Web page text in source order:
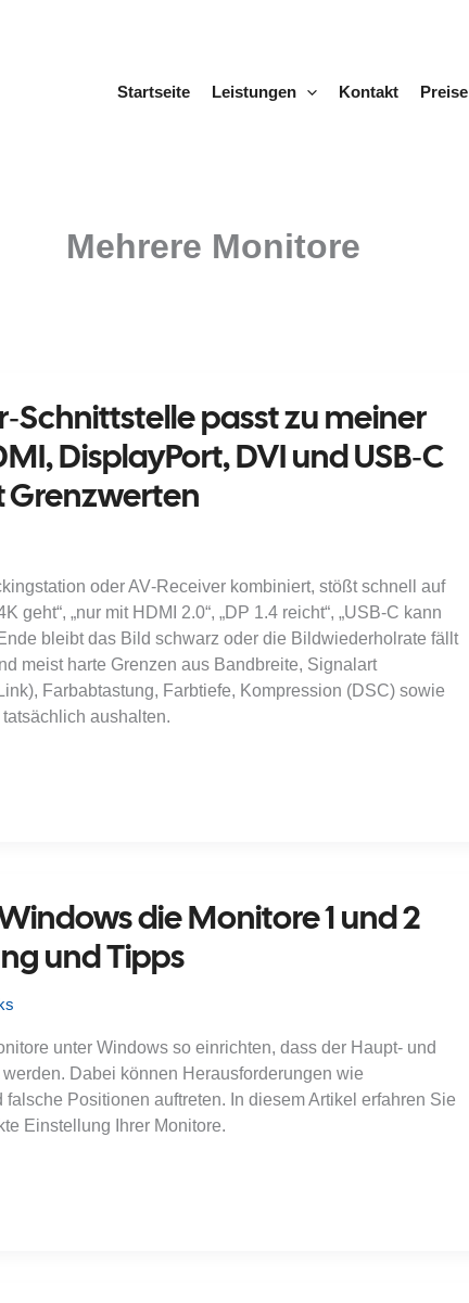
Startseite
Leistungen Kontakt Preise
Mehrere Monitore
passt zu meiner
DisplayPort, DVI und USB‑C
Grenzwerten
oder AV‑Receiver kombiniert, stößt schnell auf
geht“, „nur mit HDMI 2.0“, „DP 1.4 reicht“, „USB‑C kann
bleibt das Bild schwarz oder die Bildwiederholrate fällt
meist harte Grenzen aus Bandbreite, Signalart
Farbabtastung, Farbtiefe, Kompression (DSC) sowie
aushalten.
die Monitore 1 und 2
und Tipps
unter Windows so einrichten, dass der Haupt- und
Dabei können Herausforderungen wie
Positionen auftreten. In diesem Artikel erfahren Sie
Einstellung Ihrer Monitore.